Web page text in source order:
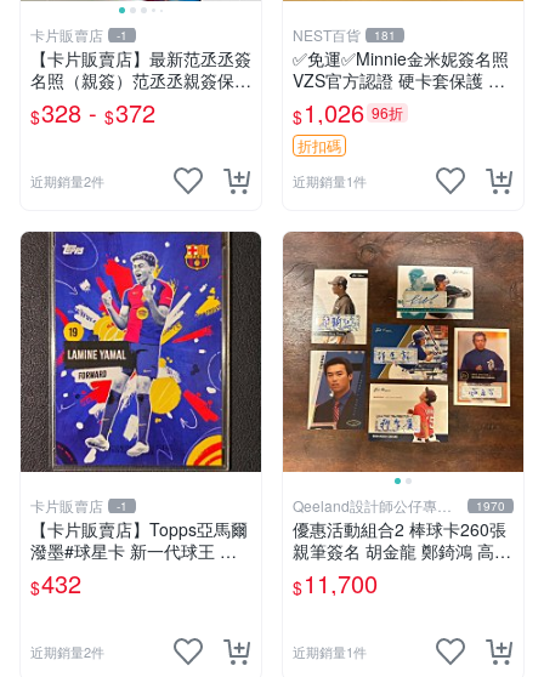
卡片販賣店 -1
【卡片販賣店】最新范丞丞簽
名照（親簽）范丞丞親簽保真
親筆親簽
$328 - $372
近期銷量2件
NEST百貨 181
✅免運✅Minnie金米妮簽名照
VZS官方認證 硬卡套保護 實
物拍攝 現貨速發 追星禮物 粉
絲珍藏 品相完好 非誠勿擾
$1,026 96折
折扣碼
近期銷量1件
卡片販賣店 -1
【卡片販賣店】Topps亞馬爾
潑墨#球星卡 新一代球王 巴
塞羅那 西班牙超
$432
近期銷量2件
Qeeland設計師公仔專賣
店
1970
優惠活動組合2 棒球卡260張
親筆簽名 胡金龍 鄭錡鴻 高國
輝/羅國輝 蔣智賢 不議價不拆
賣
$11,700
近期銷量1件